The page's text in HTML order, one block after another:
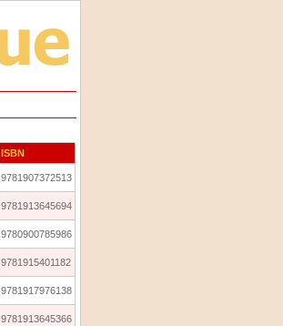
ISBN
9781907372513
9781913645694
9780900785986
9781915401182
9781917976138
9781913645366